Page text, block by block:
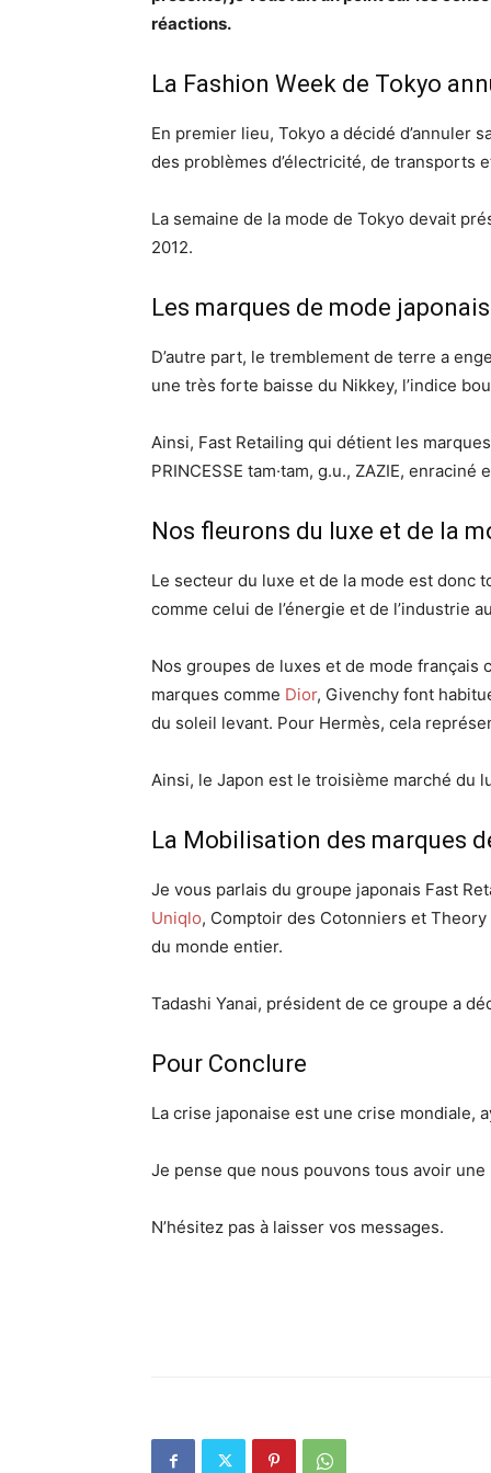
réactions.
La Fashion Week de Tokyo
En premier lieu, Tokyo a décidé d’annuler
des problèmes d’électricité, de transports
La semaine de la mode de Tokyo devait
2012.
Les marques de mode
D’autre part, le tremblement de terre a
une très forte baisse du Nikkey, l’indice
Ainsi, Fast Retailing qui détient les
PRINCESSE tam·tam, g.u., ZAZIE,
Nos fleurons du luxe et de la
Le secteur du luxe et de la mode est donc
comme celui de l’énergie et de l’industrie
Nos groupes de luxes et de mode français
marques comme Dior, Givenchy font
du soleil levant. Pour Hermès, cela
Ainsi, le Japon est le troisième marché du
La Mobilisation des marques
Je vous parlais du groupe japonais Fast
Uniqlo, Comptoir des Cotonniers et
du monde entier.
Tadashi Yanai, président de ce groupe a
Pour Conclure
La crise japonaise est une crise mondiale,
Je pense que nous pouvons tous avoir
N’hésitez pas à laisser vos messages.